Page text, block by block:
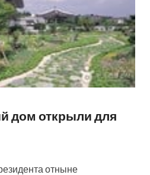
дом открыли для
отныне